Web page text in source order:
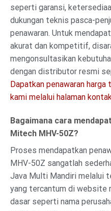
seperti garansi,
dukungan teknis pasca-
penawaran. Untuk
akurat dan kompetitif,
mengonsultasikan
dengan distributor resmi
Dapatkan penawaran
kami melalui halaman
Bagaimana cara
Mitech MHV-50Z?
Proses mendapatkan
MHV-50Z sangatlah
Java Multi Mandiri melalui
yang tercantum di website
dasar seperti nama